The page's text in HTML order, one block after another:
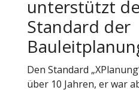
unterstützt
Standard der
Den Standard
über 10 Jahren, er war